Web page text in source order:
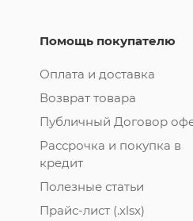
Помощь покупателю
Оплата и доставка
Возврат товара
Публичный Договор
Рассрочка и покупка в
кредит
Полезные статьи
Прайс-лист (.xlsx)